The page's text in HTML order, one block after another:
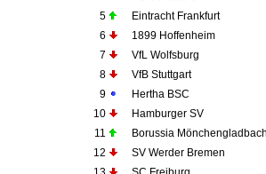
5
Eintracht Frankfurt
6
1899 Hoffenheim
7
VfL Wolfsburg
8
VfB Stuttgart
9
Hertha BSC
10
Hamburger SV
11
Borussia
12
SV Werder Bremen